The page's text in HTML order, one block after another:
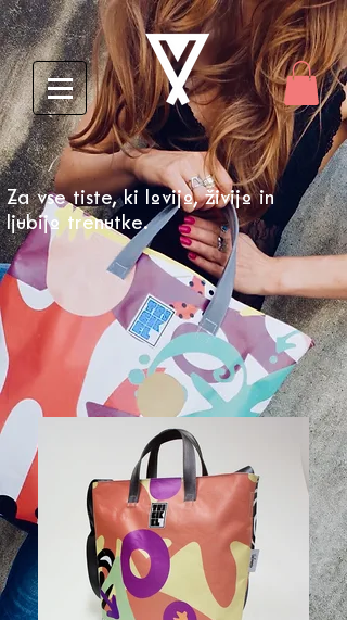
Za vse tiste, ki lovijo, živijo in
ljubijo trenutke.